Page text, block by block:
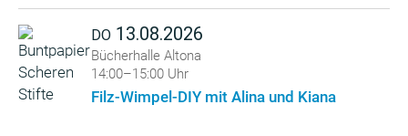
DO 13.08.2026
Bücherhalle Altona
14:00–15:00 Uhr
Filz-Wimpel-DIY mit Alina und Kiana